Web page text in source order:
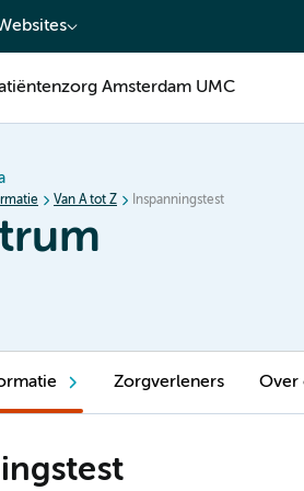
Amsterdam UMC
Van A tot Z Inspanningstest
Zorgverleners Over